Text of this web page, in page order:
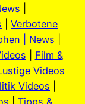
Verbotene
| News
Film &
Videos
Videos